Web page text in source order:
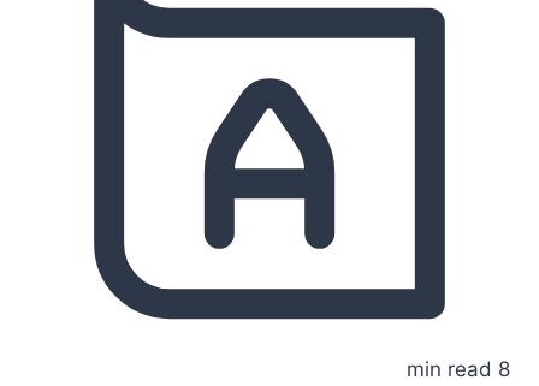
8 min read